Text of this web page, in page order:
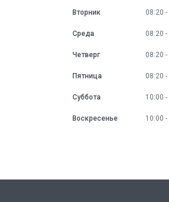
Вторник 08:20
Среда 08:20
Четверг 08:20
Пятница 08:20
Суббота 10:00
Воскресенье 10:00